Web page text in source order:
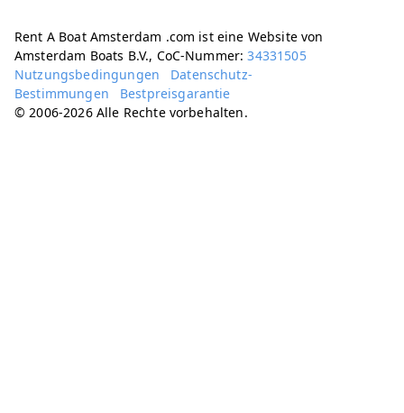
Rent A Boat Amsterdam .com ist eine Website von
Amsterdam Boats B.V., CoC-Nummer:34331505
Nutzungsbedingungen
Datenschutz-
Bestimmungen
Bestpreisgarantie
© 2006-2026 Alle Rechte vorbehalten.